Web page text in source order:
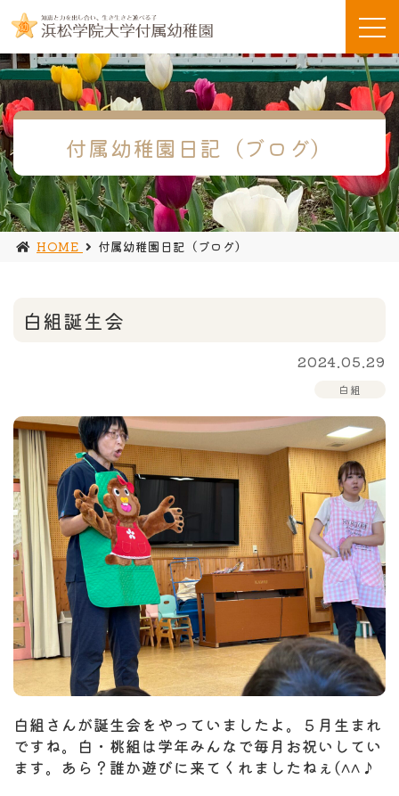
付属幼稚園日記（ブログ）
HOME 付属幼稚園日記（ブログ）
白組誕生会
2024.05.29
白組
白組さんが誕生会をやっていましたよ。５月生まれ
ですね。白・桃組は学年みんなで毎月お祝いしてい
ます。あら？誰か遊びに来てくれましたねぇ(^^♪